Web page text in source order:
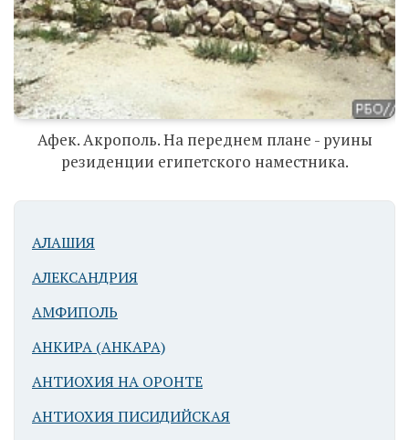
Афек.
резиденции
египетского
Афек. Акрополь. На переднем плане - руины
резиденции египетского наместника.
АЛАШИЯ
АЛЕКСАНДРИЯ
АМФИПОЛЬ
АНКИРА (АНКАРА)
АНТИОХИЯ НА ОРОНТЕ
АНТИОХИЯ ПИСИДИЙСКАЯ